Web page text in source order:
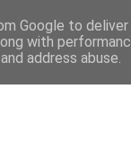
Google to
with
address abuse.